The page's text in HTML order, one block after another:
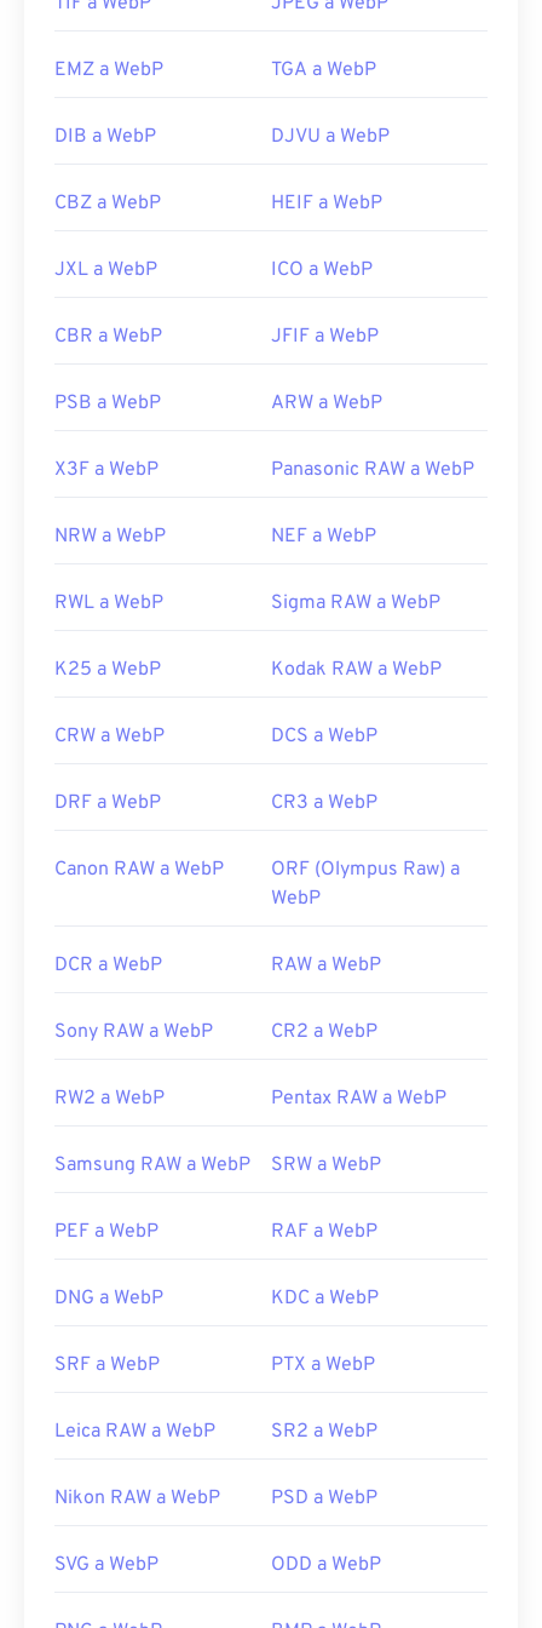
EMZ a WebP TGA a WebP
DIB a WebP DJVU a WebP
CBZ a WebP HEIF a WebP
JXL a WebP ICO a WebP
CBR a WebP JFIF a WebP
PSB a WebP ARW a WebP
X3F a WebP Panasonic RAW a WebP
NRW a WebP NEF a WebP
RWL a WebP Sigma RAW a WebP
K25 a WebP Kodak RAW a WebP
CRW a WebP DCS a WebP
DRF a WebP CR3 a WebP
Canon RAW a WebP
ORF (Olympus Raw) a
WebP
DCR a WebP RAW a WebP
Sony RAW a WebP CR2 a WebP
RW2 a WebP Pentax RAW a WebP
Samsung RAW a WebP SRW a WebP
PEF a WebP RAF a WebP
DNG a WebP KDC a WebP
SRF a WebP PTX a WebP
Leica RAW a WebP SR2 a WebP
Nikon RAW a WebP PSD a WebP
SVG a WebP ODD a WebP